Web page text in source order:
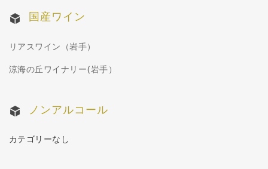
国産ワイン
リアスワイン（岩手）
涼海の丘ワイナリー(岩手）
ノンアルコール
カテゴリーなし